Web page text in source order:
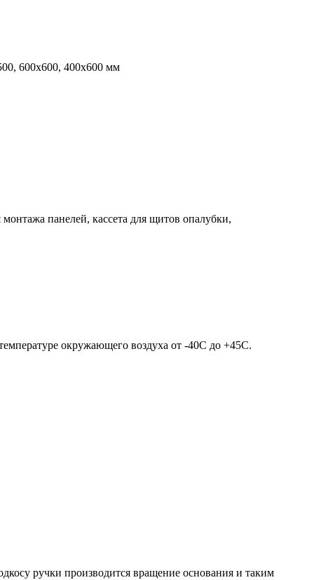
600х600, 400х600 мм
панелей, кассета для щитов опалубки,
окружающего воздуха от -40С до +45С.
ручки производится вращение основания и таким